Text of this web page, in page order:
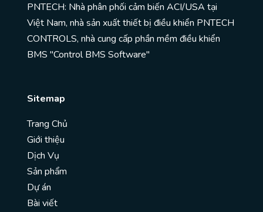
PNTECH: Nhà phân phối cảm biến ACI/USA tại
Việt Nam, nhà sản xuất thiết bị điều khiển PNTECH
CONTROLS, nhà cung cấp phần mềm điều khiển
BMS "Control BMS Software"
Sitemap
Trang Chủ
Giới thiệu
Dịch Vụ
Sản phẩm
Dự án
Bài viết